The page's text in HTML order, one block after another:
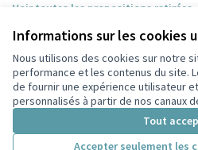
Informations sur les cookies
Nous utilisons des cookies sur notre
performance et les contenus du site.
de fournir une expérience utilisateur
personnalisés à partir de nos canaux
Tout
Accepter seulement les
Voir toutes les propositions retirées
Conditions d'utilisation
Paramètres des cookies
Participez Villeurbanne sur X
(Lien externe)
Participez Villeurbanne sur
Participez Villeurbanne sur
Participez Villeurbanne
(Lien externe)